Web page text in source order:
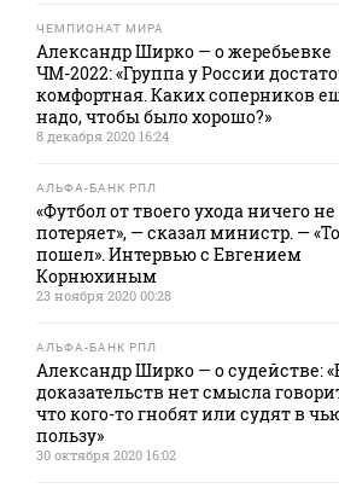
ЧЕМПИОНАТ МИРА
Александр Ширко — о жеребьевке
ЧМ-2022: «Группа у России
комфортная. Каких соперников
надо, чтобы было хорошо?»
8 декабря 2020 16:24
АЛЬФА-БАНК РПЛ
«Футбол от твоего ухода ничего не
потеряет», — сказал министр. —
пошел». Интервью с Евгением
Корнюхиным
23 ноября 2020 00:28
АЛЬФА-БАНК РПЛ
Александр Ширко — о судействе:
доказательств нет смысла
что кого-то гнобят или судят в
пользу»
30 октября 2020 16:02